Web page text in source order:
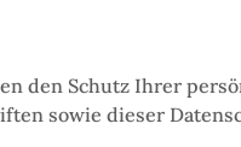
den Schutz Ihrer
sowie dieser